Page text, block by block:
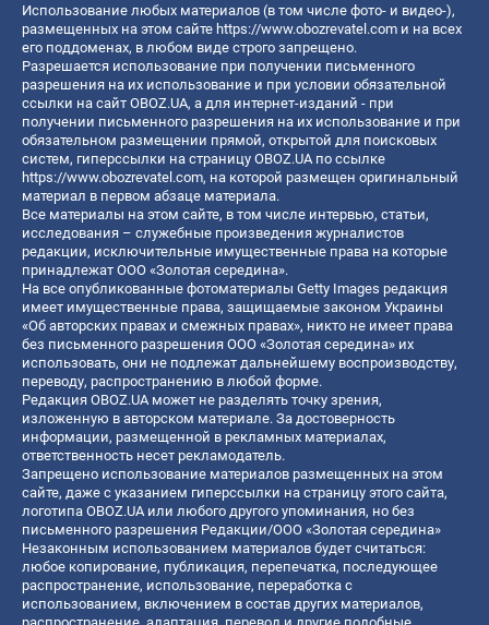
Использование любых материалов (в том числе фото- и видео-),
размещенных на этом сайте https://www.obozrevatel.com и на всех
его поддоменах, в любом виде строго запрещено.
Разрешается использование при получении письменного
разрешения на их использование и при условии обязательной
ссылки на сайт OBOZ.UA, а для интернет-изданий - при
получении письменного разрешения на их использование и при
обязательном размещении прямой, открытой для поисковых
систем, гиперссылки на страницу OBOZ.UA по ссылке
https://www.obozrevatel.com, на которой размещен оригинальный
материал в первом абзаце материала.
Все материалы на этом сайте, в том числе интервью, статьи,
исследования – служебные произведения журналистов
редакции, исключительные имущественные права на которые
принадлежат ООО «Золотая середина».
На все опубликованные фотоматериалы Getty Images редакция
имеет имущественные права, защищаемые законом Украины
«Об авторских правах и смежных правах», никто не имеет права
без письменного разрешения ООО «Золотая середина» их
использовать, они не подлежат дальнейшему воспроизводству,
переводу, распространению в любой форме.
Редакция OBOZ.UA может не разделять точку зрения,
изложенную в авторском материале. За достоверность
информации, размещенной в рекламных материалах,
ответственность несет рекламодатель.
Запрещено использование материалов размещенных на этом
сайте, даже с указанием гиперссылки на страницу этого сайта,
логотипа OBOZ.UA или любого другого упоминания, но без
письменного разрешения Редакции/ООО «Золотая середина»
Незаконным использованием материалов будет считаться:
любое копирование, публикация, перепечатка, последующее
распространение, использование, переработка с
использованием, включением в состав других материалов,